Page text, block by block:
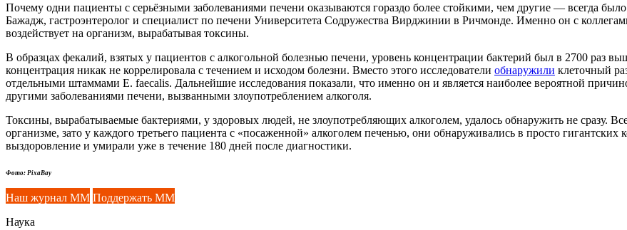
Почему одни пациенты с серьёзными заболеваниями печени оказываются гораздо более стойкими, чем другие — всегда
Бажадж, гастроэнтеролог и специалист по печени Университета Содружества Вирджинии в Ричмонде. Именно он с
воздействует на организм, вырабатывая токсины.
В образцах фекалий, взятых у пациентов с алкогольной болезнью печени, уровень концентрации бактерий был в 2700 раз
концентрация никак не коррелировала с течением и исходом болезни. Вместо этого исследователи обнаружили клеточный
отдельными штаммами E. faecalis. Дальнейшие исследования показали, что именно он и является наиболее вероятной
другими заболеваниями печени, вызванными злоупотреблением алкоголя.
Токсины, вырабатываемые бактериями, у здоровых людей, не злоупотребляющих алкоголем, удалось обнаружить не сразу.
организме, зато у каждого третьего пациента с «посаженной» алкоголем печенью, они обнаруживались в просто
выздоровление и умирали уже в течение 180 дней после диагностики.
Фото: PixaBay
Наш журнал ММ Поддержать ММ
Наука